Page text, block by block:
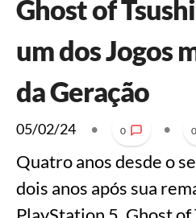
Ghost of
um dos Jogos
da Geração
05/02/24 • 0 • 0
Quatro anos desde o
dois anos após sua